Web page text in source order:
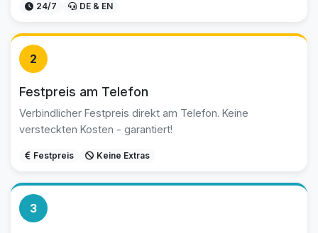
24/7 DE & EN
2
Festpreis am Telefon
Verbindlicher Festpreis direkt am Telefon. Keine
versteckten Kosten - garantiert!
Festpreis Keine Extras
3